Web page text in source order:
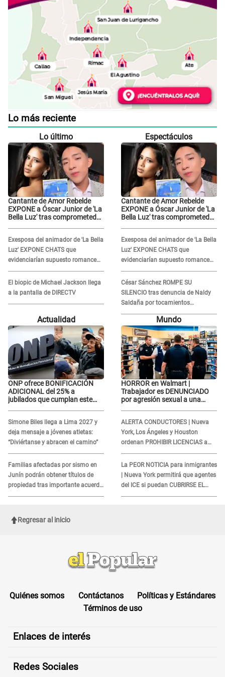
Lo más reciente
Lo último
Cantante de Amor Rebelde
EXPONE a Óscar Junior de 'La
Bella Luz' tras comprometedor
"Me hizo sentir incómoda"
Exesposa del animador de 'La Bella
Luz' EXPONE CHATS que
evidenciarían supuesto romance
clandestino con Naldy Saldaña,
pese a tener pareja
El biopic de Michael Jackson llega
a la pantalla de DIRECTV
Espectáculos
Cantante de Amor Rebelde
EXPONE a Óscar Junior de 'La
Bella Luz' tras comprometedor
"Me hizo sentir incómoda"
Exesposa del animador de 'La Bella
Luz' EXPONE CHATS que
evidenciarían supuesto romance
clandestino con Naldy Saldaña,
pese a tener pareja
César Sánchez ROMPE SU
SILENCIO tras denuncia de Naldy
Saldaña por tocamientos
indebidos: "Pido respetar la
presunción de inocencia"
Actualidad
ONP ofrece BONIFICACIÓN
ADICIONAL del 25% a
jubilados que cumplan este
Simone Biles llega a Lima 2027 y
deja mensaje a jóvenes atletas:
“Diviértanse y abracen el camino”
Familias afectadas por sismo en
Junín podrán obtener títulos de
propiedad tras importante acuerdo
de Cofopri
Mundo
HORROR en Walmart |
Trabajador es DENUNCIADO
por agresión sexual a una
ALERTA CONDUCTORES | Nueva
York, Los Ángeles y Houston
ordenan PROHIBIR LICENCIAS a
quienes no presenten ESTE
DOCUMENTO
La PEOR NOTICIA para inmigrantes
| Nueva York permitirá que agentes
del ICE si puedan CUBRIRSE EL
ROSTRO
Regresar al inicio
Quiénes somos Contáctanos
Políticas y Estándares
Términos de uso
Enlaces de interés
Redes Sociales